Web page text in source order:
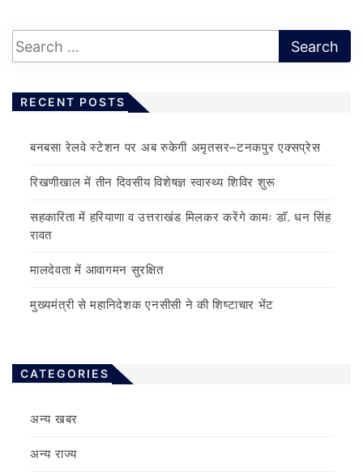
RECENT POSTS
बनबसा रेलवे स्टेशन पर अब रुकेगी अमृतसर–टनकपुर एक्सप्रेस
रिखणीखाल में तीन दिवसीय विशेषज्ञ स्वास्थ्य शिविर शुरू
सहकारिता में हरियाणा व उत्तराखंड मिलकर करेंगे कामः डाॅ. धन सिंह
रावत
मालदेवता में आवागमन सुरक्षित
मुख्यमंत्री से महानिदेशक एनसीसी ने की शिष्टाचार भेंट
CATEGORIES
अन्य खबर
अन्य राज्य